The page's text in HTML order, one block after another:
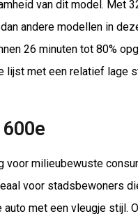
van dit model. Met
andere modellen in
26 minuten tot 80%
lijst met een relatief lage
milieubewuste
voor stadsbewoners
met een vleugje stijl.